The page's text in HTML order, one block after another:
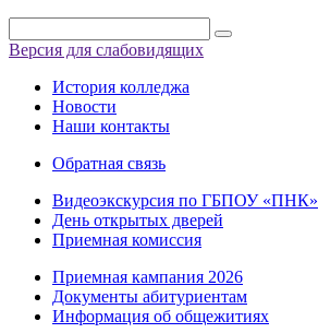
Версия для слабовидящих
История колледжа
Новости
Наши контакты
Обратная связь
Видеоэкскурсия по ГБПОУ «ПНК»
День открытых дверей
Приемная комиссия
Приемная кампания 2026
Дoкументы абитуриентам
Информация об общежитиях